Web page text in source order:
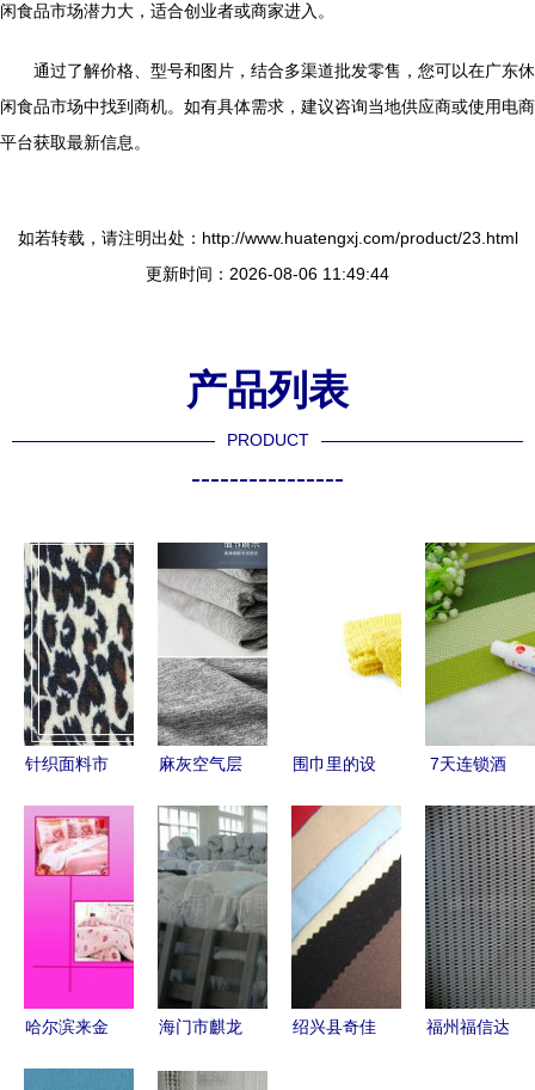
闲食品市场潜力大，适合创业者或商家进入。
通过了解价格、型号和图片，结合多渠道批发零售，您可以在广东休
闲食品市场中找到商机。如有具体需求，建议咨询当地供应商或使用电商
平台获取最新信息。
如若转载，请注明出处：http://www.huatengxj.com/product/23.html
更新时间：2026-08-06 11:49:44
产品列表
PRODUCT
----------------
针织面料市
及纺织品供
求信息解读
麻灰空气层
引领女装卫
衣面料新趋
围巾里的设
CORA冬暖
针织到爱彼
此的「买得
起的好生
活」
7天连锁酒
配置包 一
次性针纺织
品的品质与
便利
哈尔滨来金
海门市麒龙
绍兴县奇佳
福州福信达